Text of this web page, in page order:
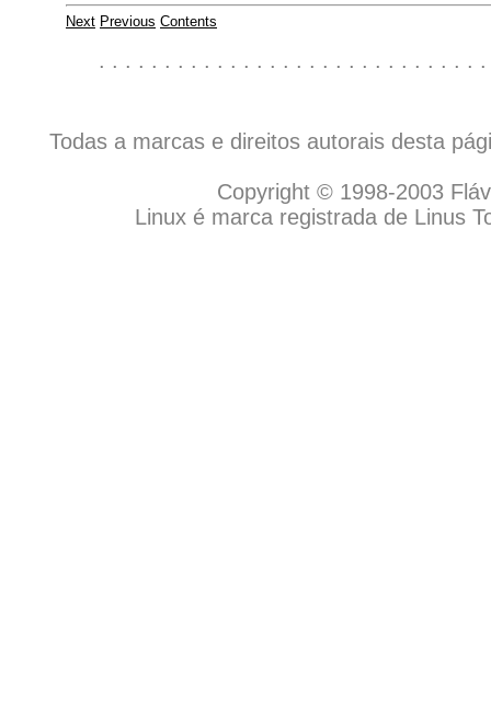
Next Previous Contents
. . . . . . . . . . . . . . . . . . . . . . . . . . . . .
Todas a marcas e direitos autorais desta
Copyright © 1998-2003
Linux é marca registrada de Linus